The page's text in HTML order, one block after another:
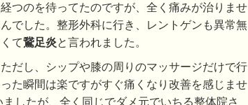
経つのを待ってたのですが、全く痛みが治りませ
んでした。整形外科に行き、レントゲンも異常無
くて鵞足炎と言われました。
ただし、シップや膝の周りのマッサージだけで行
った瞬間は楽ですがすぐ痛くなり改善を感じませ
したが、全く同じでダメ元でいちる整体院さ